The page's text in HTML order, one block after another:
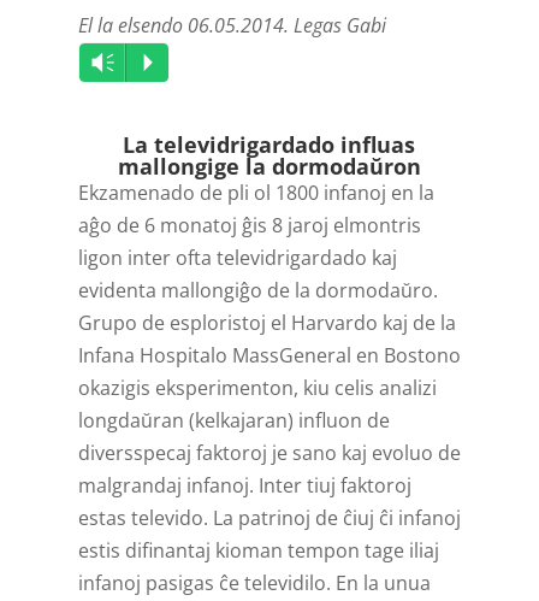
El la elsendo 06.05.2014. Legas Gabi
Audio
Player
Vm P
La televid­rigardado influas
mallongige la dormodaŭron
Ekzamenado de pli ol 1800 infanoj en la
aĝo de 6 monatoj ĝis 8 jaroj elmontris
ligon inter ofta televidrigardado kaj
evidenta mallongiĝo de la dormodaŭro.
Grupo de esploristoj el Harvardo kaj de la
Infana Hospitalo MassGeneral en Bostono
okazigis eksperimenton, kiu celis analizi
longdaŭran (kelkajaran) influon de
diversspecaj faktoroj je sano kaj evoluo de
malgrandaj infanoj. Inter tiuj faktoroj
estas televido. La patrinoj de ĉiuj ĉi infanoj
estis difinantaj kioman tempon tage iliaj
infanoj pasigas ĉe televidilo. En la unua